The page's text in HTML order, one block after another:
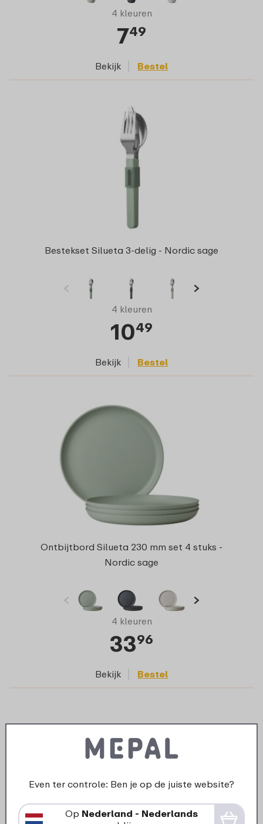
4 kleuren
749
Bekijk Bestel
Bestekset Silueta 3-delig - Nordic sage
4 kleuren
1049
Bekijk Bestel
Ontbijtbord Silueta 230 mm set 4 stuks -
Nordic sage
4 kleuren
3396
Bekijk Bestel
Even ter controle: Ben je op de juiste website?
Op Nederland - Nederlands